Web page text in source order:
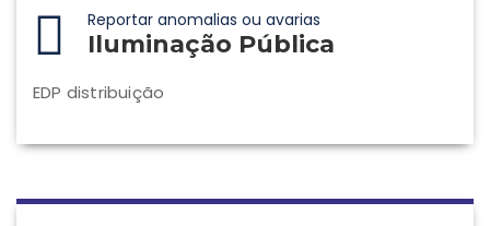
Reportar anomalias ou avarias
Iluminação Pública
EDP distribuição